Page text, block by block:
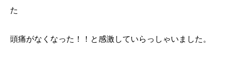
た
頭痛がなくなった！！と感激していらっしゃいました。